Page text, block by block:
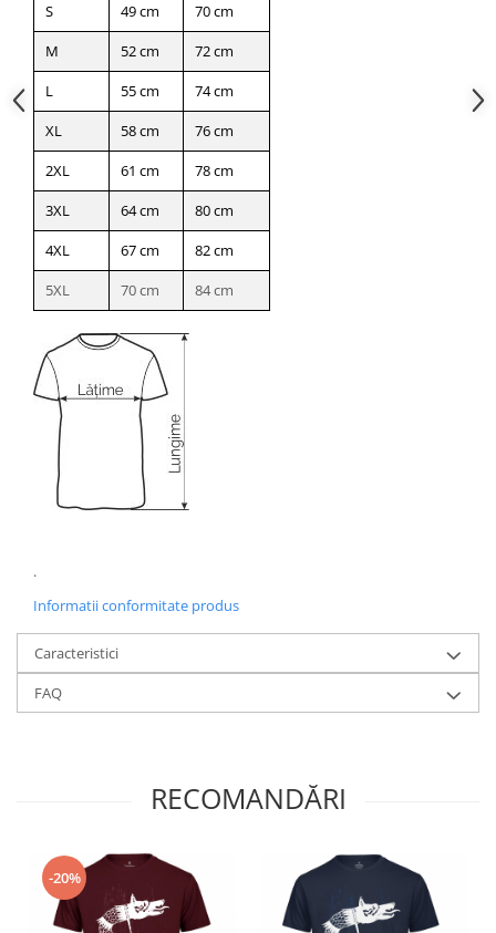
S 49 cm
70 cm
M
52 cm
72 cm
L
55 cm
74 cm
XL
58 cm
76 cm
2XL
61 cm
78 cm
3XL
64 cm
80 cm
4XL
67 cm
82 cm
5XL
70 cm 84 cm
.
Informatii conformitate produs
Caracteristici
FAQ
RECOMANDĂRI
-20%